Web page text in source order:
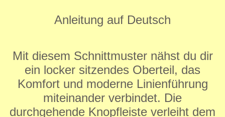
Anleitung auf Deutsch
Mit diesem Schnittmuster nähst du dir
ein locker sitzendes Oberteil, das
Komfort und moderne Linienführung
miteinander verbindet. Die
durchgehende Knopfleiste verleiht dem